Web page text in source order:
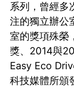
系列，曾經多
注的獨立辦公
室的獎項殊榮
獎、2014與
Easy Eco
科技媒體所頒